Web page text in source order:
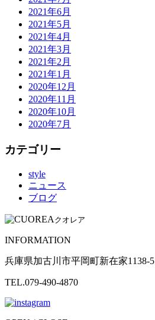
2021年6月
2021年5月
2021年4月
2021年3月
2021年2月
2021年1月
2020年12月
2020年11月
2020年10月
2020年7月
カテゴリー
style
ニュース
ブログ
クオレア
INFORMATION
兵庫県加古川市平岡町新在家1138-5
TEL.079-490-4870